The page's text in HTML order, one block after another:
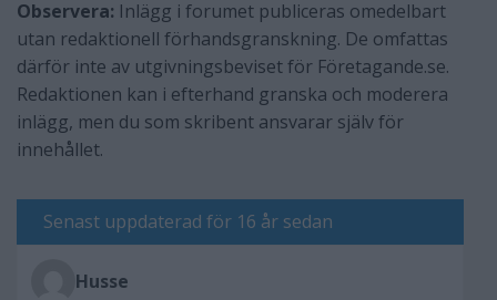
Observera: Inlägg i forumet publiceras omedelbart
utan redaktionell förhandsgranskning. De omfattas
därför inte av utgivningsbeviset för Företagande.se.
Redaktionen kan i efterhand granska och moderera
inlägg, men du som skribent ansvarar själv för
innehållet.
Senast uppdaterad för 16 år sedan
Husse